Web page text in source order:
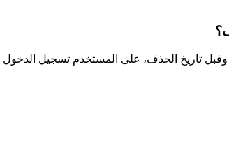
تاريخ الحذف، على المستخدم تسجيل